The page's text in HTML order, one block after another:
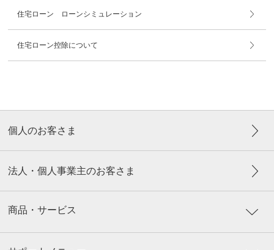
住宅ローン ローンシミュレーション
住宅ローン控除について
個人のお客さま
法人・個人事業主のお客さま
商品・サービス